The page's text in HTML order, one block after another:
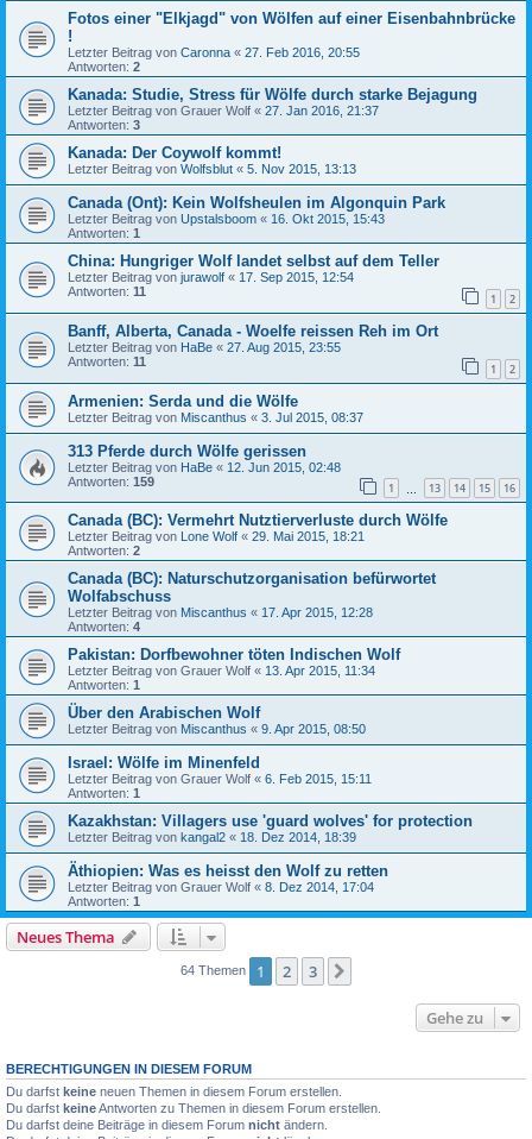
Fotos einer "Elkjagd" von Wölfen auf einer Eisenbahnbrücke
!
Letzter Beitrag von Caronna « 27. Feb 2016, 20:55
Antworten: 2
Kanada: Studie, Stress für Wölfe durch starke Bejagung
Letzter Beitrag von Grauer Wolf « 27. Jan 2016, 21:37
Antworten: 3
Kanada: Der Coywolf kommt!
Letzter Beitrag von Wolfsblut « 5. Nov 2015, 13:13
Canada (Ont): Kein Wolfsheulen im Algonquin Park
Letzter Beitrag von Upstalsboom « 16. Okt 2015, 15:43
Antworten: 1
China: Hungriger Wolf landet selbst auf dem Teller
Letzter Beitrag von jurawolf « 17. Sep 2015, 12:54
Antworten: 11 1 2
Banff, Alberta, Canada - Woelfe reissen Reh im Ort
Letzter Beitrag von HaBe « 27. Aug 2015, 23:55
Antworten: 11 1 2
Armenien: Serda und die Wölfe
Letzter Beitrag von Miscanthus « 3. Jul 2015, 08:37
313 Pferde durch Wölfe gerissen
Letzter Beitrag von HaBe « 12. Jun 2015, 02:48
Antworten: 159 1 13 14 15 16
Canada (BC): Vermehrt Nutztierverluste durch Wölfe
Letzter Beitrag von Lone Wolf « 29. Mai 2015, 18:21
Antworten: 2
Canada (BC): Naturschutzorganisation befürwortet
Wolfabschuss
Letzter Beitrag von Miscanthus « 17. Apr 2015, 12:28
Antworten: 4
Pakistan: Dorfbewohner töten Indischen Wolf
Letzter Beitrag von Grauer Wolf « 13. Apr 2015, 11:34
Antworten: 1
Über den Arabischen Wolf
Letzter Beitrag von Miscanthus « 9. Apr 2015, 08:50
Israel: Wölfe im Minenfeld
Letzter Beitrag von Grauer Wolf « 6. Feb 2015, 15:11
Antworten: 1
Kazakhstan: Villagers use 'guard wolves' for protection
Letzter Beitrag von kangal2 « 18. Dez 2014, 18:39
Äthiopien: Was es heisst den Wolf zu retten
Letzter Beitrag von Grauer Wolf « 8. Dez 2014, 17:04
Antworten: 1
Neues Thema
64 Themen 1 2 3
Gehe zu
BERECHTIGUNGEN IN DIESEM FORUM
Du darfst keine neuen Themen in diesem Forum erstellen.
Du darfst keineAntworten zu Themen in diesem Forum erstellen.
Du darfst deine Beiträge in diesem Forum nicht ändern.